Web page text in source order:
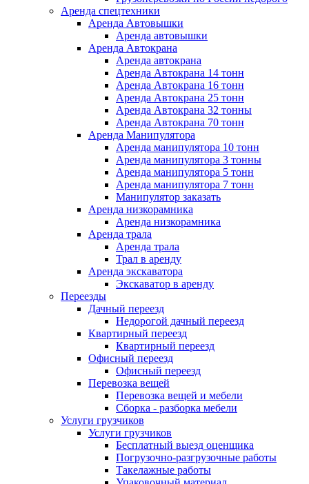
Аренда спецтехники
Аренда Автовышки
Аренда автовышки
Аренда Автокрана
Аренда автокрана
Аренда Автокрана 14 тонн
Аренда Автокрана 16 тонн
Аренда Автокрана 25 тонн
Аренда Автокрана 32 тонны
Аренда Автокрана 70 тонн
Аренда Манипулятора
Аренда манипулятора 10 тонн
Аренда манипулятора 3 тонны
Аренда манипулятора 5 тонн
Аренда манипулятора 7 тонн
Манипулятор заказать
Аренда низкорамника
Аренда низкорамника
Аренда трала
Аренда трала
Трал в аренду
Аренда экскаватора
Экскаватор в аренду
Переезды
Дачный переезд
Недорогой дачный переезд
Квартирный переезд
Квартирный переезд
Офисный переезд
Офисный переезд
Перевозка вещей
Перевозка вещей и мебели
Сборка - разборка мебели
Услуги грузчиков
Услуги грузчиков
Бесплатный выезд оценщика
Погрузочно-разгрузочные работы
Такелажные работы